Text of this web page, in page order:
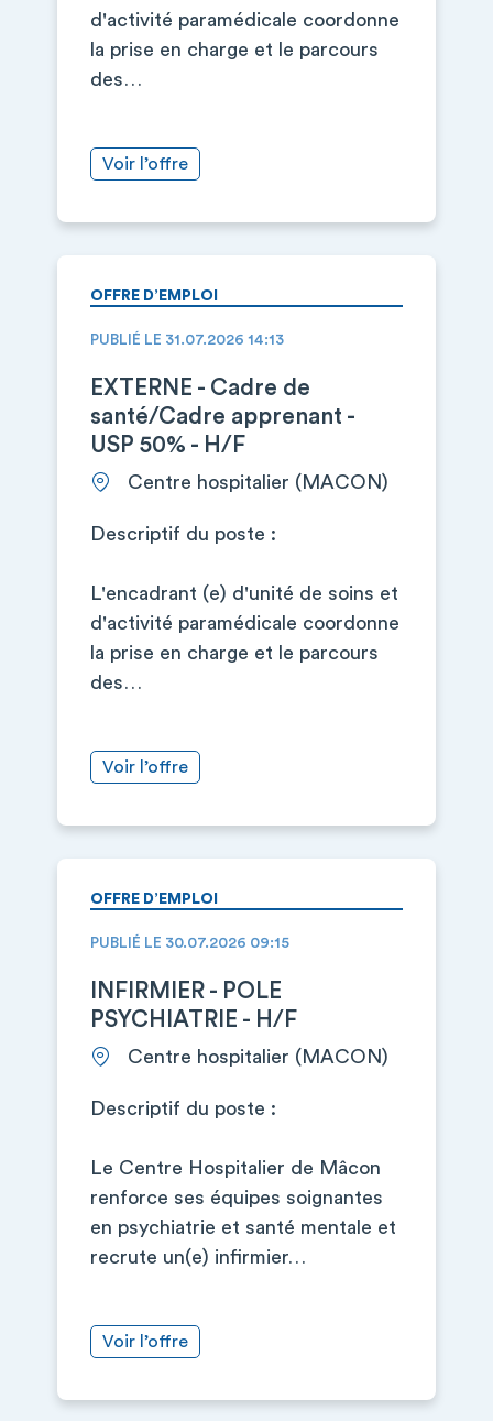
d'activité paramédicale coordonne
la prise en charge et le parcours
des…
Voir l’offre
OFFRE D’EMPLOI
PUBLIÉ LE 31.07.2026 14:13
EXTERNE - Cadre de
santé/Cadre apprenant -
USP 50% - H/F
Centre hospitalier (MACON)
Descriptif du poste :
L'encadrant (e) d'unité de soins et
d'activité paramédicale coordonne
la prise en charge et le parcours
des…
Voir l’offre
OFFRE D’EMPLOI
PUBLIÉ LE 30.07.2026 09:15
INFIRMIER - POLE
PSYCHIATRIE - H/F
Centre hospitalier (MACON)
Descriptif du poste :
Le Centre Hospitalier de Mâcon
renforce ses équipes soignantes
en psychiatrie et santé mentale et
recrute un(e) infirmier…
Voir l’offre